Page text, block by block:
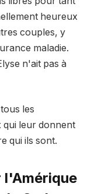
heureux
couples, y
maladie.
n'ait pas à
les
qui leur donnent
qui ils sont.
l'Amérique